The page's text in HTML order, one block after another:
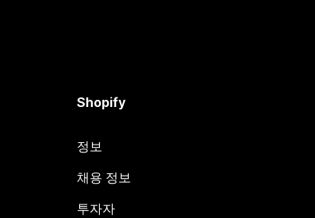
Shopify
정보
채용 정보
투자자